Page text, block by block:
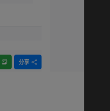
分享